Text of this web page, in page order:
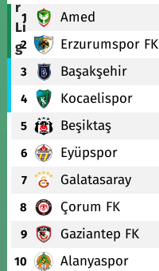
1 Amed
2 Erzurumspor FK
3 Başakşehir
4 Kocaelispor
5 Beşiktaş
6 Eyüpspor
7 Galatasaray
8 Çorum FK
9 Gaziantep FK
10 Alanyaspor